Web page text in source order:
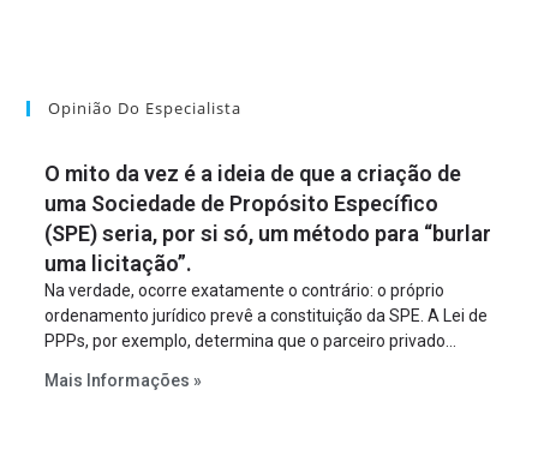
Opinião Do Especialista
O mito da vez é a ideia de que a criação de
uma Sociedade de Propósito Específico
(SPE) seria, por si só, um método para “burlar
uma licitação”.
Na verdade, ocorre exatamente o contrário: o próprio
ordenamento jurídico prevê a constituição da SPE. A Lei de
PPPs, por exemplo, determina que o parceiro privado
empreendimento. Ou seja, a suposta “fraude à licitação” é
Mais Informações »